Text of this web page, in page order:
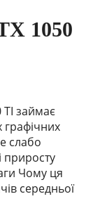
1050
TI займає
графічних
слабо
приросту
Чому ця
середньої